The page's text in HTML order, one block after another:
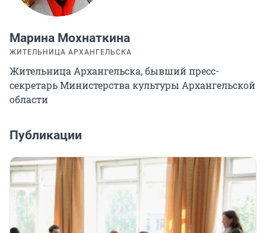
Марина Мохнаткина
ЖИТЕЛЬНИЦА АРХАНГЕЛЬСКА
Жительница Архангельска, бывший пресс-
секретарь Министерства культуры Архангельской
области
Публикации